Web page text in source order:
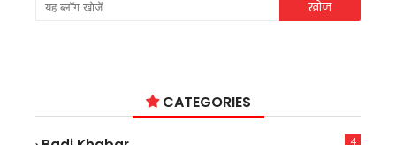
CATEGORIES
4